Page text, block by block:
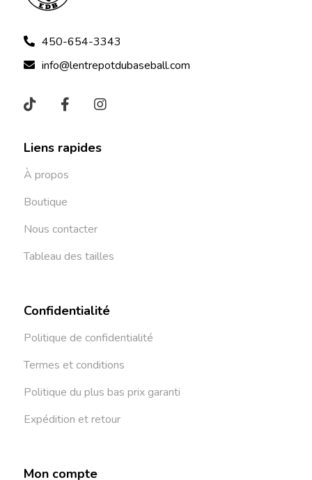
450-654-3343
info@lentrepotdubaseball.com
Liens rapides
À propos
Boutique
Nous contacter
Tableau des tailles
Confidentialité
Politique de confidentialité
Termes et conditions
Politique du plus bas prix garanti
Expédition et retour
Mon compte